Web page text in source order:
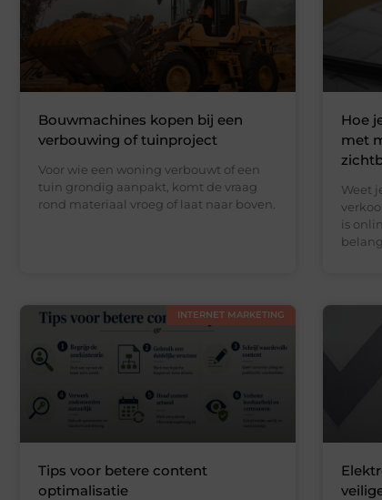
Bouwmachines kopen bij een
verbouwing of tuinproject
Voor wie een woning verbouwt of een
tuin grondig aanpakt, komt de vraag
rond materiaal vroeg of laat naar boven.
Hoe
met
Weet
is
INTERNET MARKETING
Tips voor betere content
optimalisatie